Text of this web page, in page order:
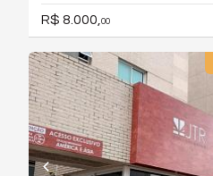
R$ 8.000,00